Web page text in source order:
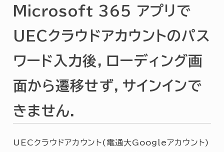
Microsoft 365 アプリで
UECクラウドアカウントのパス
ワード入力後，ローディング画
面から遷移せず，サインインで
きません．
UECクラウドアカウント(電通大Googleアカウント)